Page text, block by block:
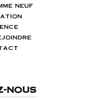
neuf
nous